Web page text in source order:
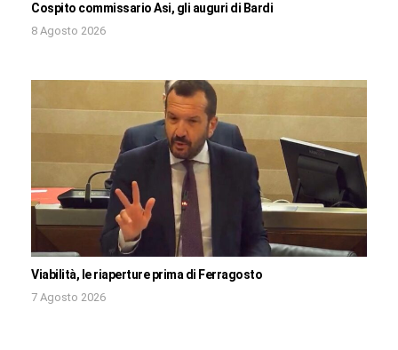
Cospito commissario Asi, gli auguri di Bardi
8 Agosto 2026
Viabilità, le riaperture prima di Ferragosto
7 Agosto 2026